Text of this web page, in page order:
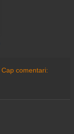
Cap comentari: